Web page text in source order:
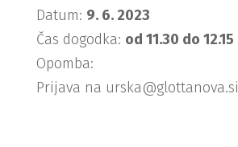
Datum: 9. 6. 2023
Čas dogodka: od 11.30 do 12.15
Opomba:
Prijava na urska@glottanova.si